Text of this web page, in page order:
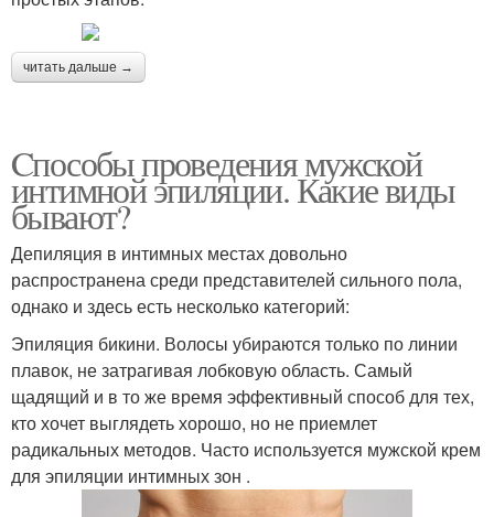
читать дальше →
Cпособы проведения мужской
интимной эпиляции. Какие виды
бывают?
Депиляция в интимных местах довольно
распространена среди представителей сильного пола,
однако и здесь есть несколько категорий:
Эпиляция бикини. Волосы убираются только по линии
плавок, не затрагивая лобковую область. Самый
щадящий и в то же время эффективный способ для тех,
кто хочет выглядеть хорошо, но не приемлет
радикальных методов. Часто используется мужской крем
для эпиляции интимных зон .